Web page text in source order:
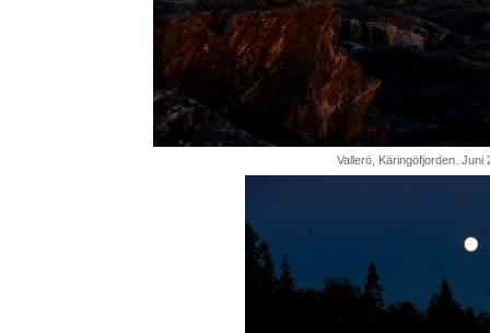
Vallerö, Käringöfjorden. Juni